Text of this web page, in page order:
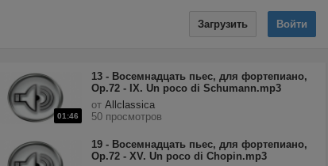
Загрузить Войти
01:46
13 - Восемнадцать пьес, для фортепиано,
Op.72 - IX. Un poco di Schumann.mp3
отAllclassica
50 просмотров
19 - Восемнадцать пьес, для фортепиано,
Op.72 - XV. Un poco di Chopin.mp3